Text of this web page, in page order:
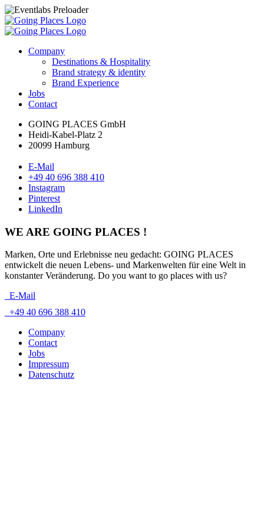
Company
Destinations & Hospitality
Brand strategy & identity
Brand Experience
Jobs
Contact
GOING PLACES GmbH
Heidi-Kabel-Platz 2
20099 Hamburg
E-Mail
+49 40 696 388 410
Instagram
Pinterest
LinkedIn
WE ARE GOING PLACES !
Marken, Orte und Erlebnisse neu gedacht: GOING PLACES
entwickelt die neuen Lebens- und Markenwelten für eine Welt in
konstanter Veränderung. Do you want to go places with us?
E-Mail
+49 40 696 388 410
Company
Contact
Jobs
Impressum
Datenschutz